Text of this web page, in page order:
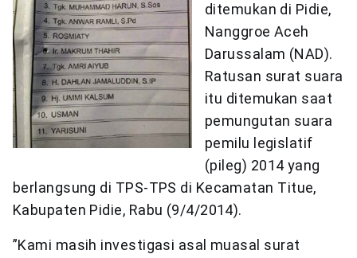
ditemukan di Pidie,
Nanggroe Aceh
Darussalam (NAD).
Ratusan surat suara
itu ditemukan saat
pemungutan suara
pemilu legislatif
(pileg) 2014 yang
berlangsung di TPS-TPS di Kecamatan Titue,
Kabupaten Pidie, Rabu (9/4/2014).
”Kami masih investigasi asal muasal surat